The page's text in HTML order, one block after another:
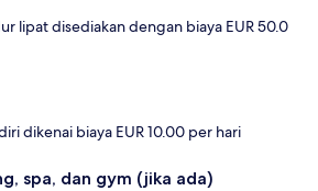
lipat disediakan dengan biaya EUR 50.0
dikenai biaya EUR 10.00 per hari
spa, dan gym (jika ada)